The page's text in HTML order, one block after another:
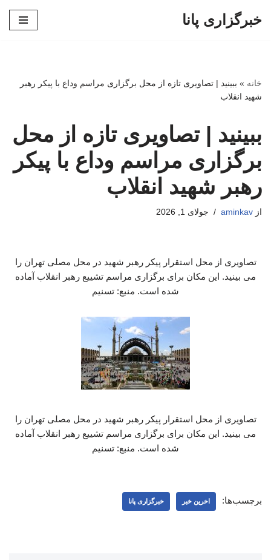
خبرگزاری پانا
خانه » ببینید | تصاویری تازه از محل برگزاری مراسم وداع با پیکر رهبر
شهید انقلاب
ببینید | تصاویری تازه از محل
برگزاری مراسم وداع با پیکر
رهبر شهید انقلاب
از aminkav جولای 1, 2026
تصاویری از محل استقرار پیکر رهبر شهید در محل مصلی تهران را
می بینید. این مکان برای برگزاری مراسم تشییع رهبر انقلاب آماده
شده است. منبع: تسنیم
تصاویری از محل استقرار پیکر رهبر شهید در محل مصلی تهران را
می بینید. این مکان برای برگزاری مراسم تشییع رهبر انقلاب آماده
شده است. منبع: تسنیم
برچسب‌ها: اخرین خبر خبرگزاری پانا